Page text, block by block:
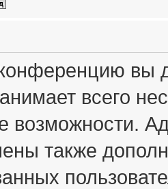
вы
всего
возможности.
также